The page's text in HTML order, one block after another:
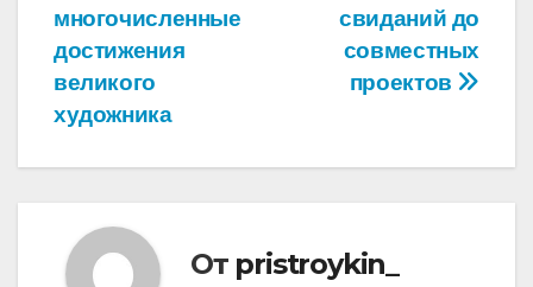
свиданий до
совместных
проектов
многочисленные
достижения
великого
художника
От pristroykin_